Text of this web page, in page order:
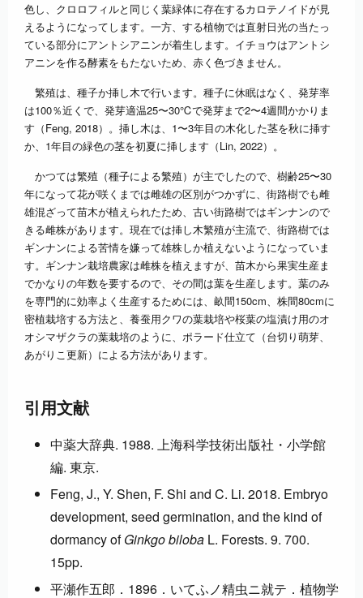
色し、クロロフィルと同じく葉緑体に存在するカロテノイドが見
えるようになってします。一方、する植物では直射日光の当たっ
ている部分にアントシアニンが着生します。イチョウはアントシ
アニンを作る酵素をもたないため、赤く色づきません。
繁殖は、種子か挿し木で行います。種子に休眠はなく、発芽率
は100％近くで、発芽適温25〜30℃で発芽まで2〜4週間かかりま
す（Feng, 2018）。挿し木は、1〜3年目の木化した茎を秋に挿す
か、1年目の緑色の茎を初夏に挿します（Lin, 2022）。
かつては繁殖（種子による繁殖）が主でしたので、樹齢25〜30
年になって花が咲くまでは雌雄の区別がつかずに、街路樹でも雌
雄混ざって苗木が植えられたため、古い街路樹ではギンナンので
きる雌株があります。現在では挿し木繁殖が主流で、街路樹では
ギンナンによる苦情を嫌って雄株しか植えないようになっていま
す。ギンナン栽培農家は雌株を植えますが、苗木から果実生産ま
でかなりの年数を要するので、その間は葉を生産します。葉のみ
を専門的に効率よく生産するためには、畝間150cm、株間80cmに
密植栽培する方法と、養蚕用クワの葉栽培や桜葉の塩漬け用のオ
オシマザクラの葉栽培のように、ポラード仕立て（台切り萌芽、
あがりこ更新）による方法があります。
引用文献
中薬大辞典. 1988. 上海科学技術出版社・小学館
編. 東京.
Feng, J., Y. Shen, F. Shi and C. Li. 2018. Embryo
development, seed germination, and the kind of
dormancy ofGinkgo biloba L. Forests. 9. 700.
15pp.
平瀬作五郎．1896．いてふノ精虫ニ就テ．植物学